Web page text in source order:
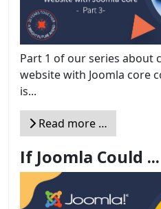
Part 1 of our series about
website with Joomla core
is...
Read more …
If Joomla Could ...